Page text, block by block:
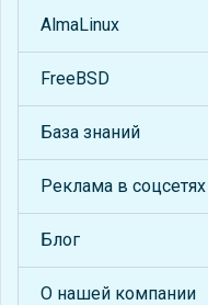
AlmaLinux
FreeBSD
База знаний
Реклама в соцсетях
Блог
О нашей компании